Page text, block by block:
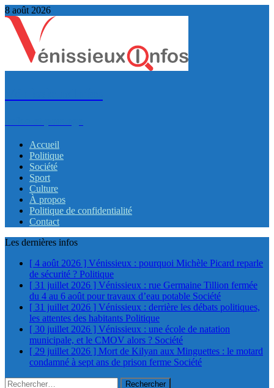
8 août 2026
Accueil
Politique
Société
Sport
Culture
À propos
Politique de confidentialité
Contact
Les dernières infos
[ 4 août 2026 ] Vénissieux : pourquoi Michèle Picard reparle
de sécurité ? Politique
[ 31 juillet 2026 ] Vénissieux : rue Germaine Tillion fermée
du 4 au 6 août pour travaux d’eau potable Société
[ 31 juillet 2026 ] Vénissieux : derrière les débats politiques,
les attentes des habitants Politique
[ 30 juillet 2026 ] Vénissieux : une école de natation
municipale, et le CMOV alors ? Société
[ 29 juillet 2026 ] Mort de Kilyan aux Minguettes : le motard
condamné à sept ans de prison ferme Société
Rechercher :